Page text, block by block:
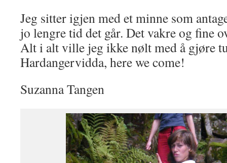
Jeg sitter igjen med et minne som
jo lengre tid det går. Det vakre og fine
Alt i alt ville jeg ikke nølt med å gjøre
Hardangervidda, here we come!
Suzanna Tangen